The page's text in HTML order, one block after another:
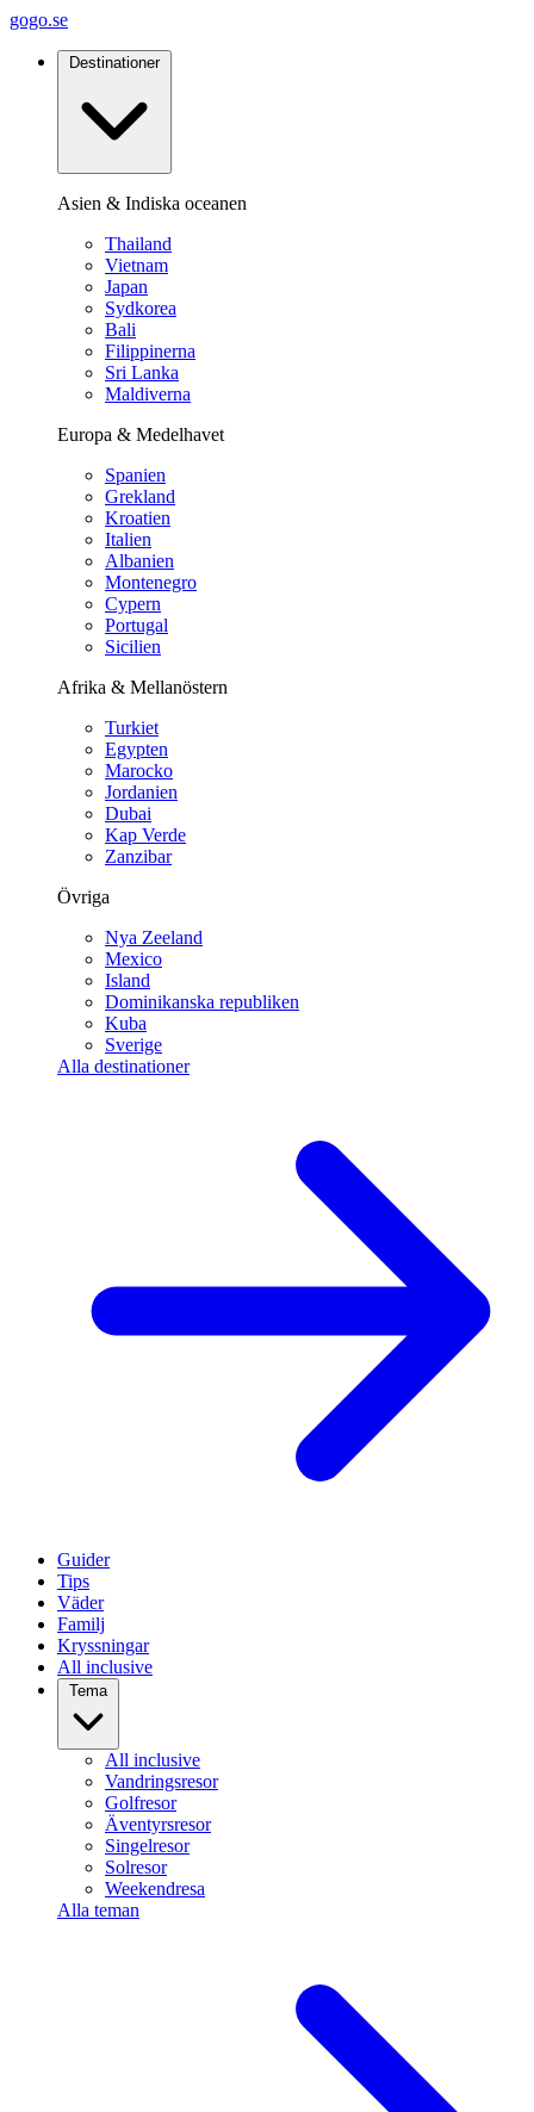
gogo.se
Destinationer
Asien & Indiska oceanen
Thailand
Vietnam
Japan
Sydkorea
Bali
Filippinerna
Sri Lanka
Maldiverna
Europa & Medelhavet
Spanien
Grekland
Kroatien
Italien
Albanien
Montenegro
Cypern
Portugal
Sicilien
Afrika & Mellanöstern
Turkiet
Egypten
Marocko
Jordanien
Dubai
Kap Verde
Zanzibar
Övriga
Nya Zeeland
Mexico
Island
Dominikanska republiken
Kuba
Sverige
Alla destinationer
Guider
Tips
Väder
Familj
Kryssningar
All inclusive
Tema
All inclusive
Vandringsresor
Golfresor
Äventyrsresor
Singelresor
Solresor
Weekendresa
Alla teman